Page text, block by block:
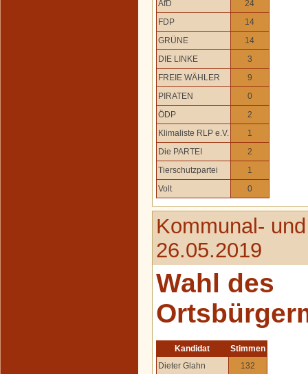
AfD
24
FDP
14
GRÜNE
14
DIE LINKE
3
FREIE WÄHLER
9
PIRATEN
0
ÖDP
2
Klimaliste RLP e.V.
1
Die PARTEI
2
Tierschutzpartei
1
Volt
0
Kommunal-
26.05.2019
Wahl des
Kandidat
Stimmen
Dieter Glahn
132